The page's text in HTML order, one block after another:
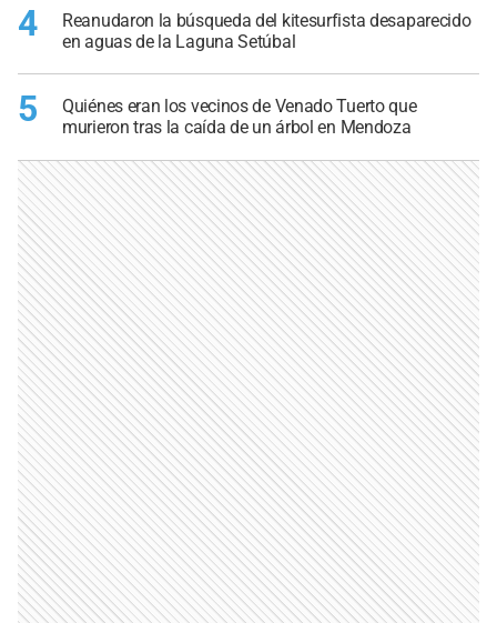
4
Reanudaron la búsqueda del kitesurfista desaparecido
en aguas de la Laguna Setúbal
5
Quiénes eran los vecinos de Venado Tuerto que
murieron tras la caída de un árbol en Mendoza